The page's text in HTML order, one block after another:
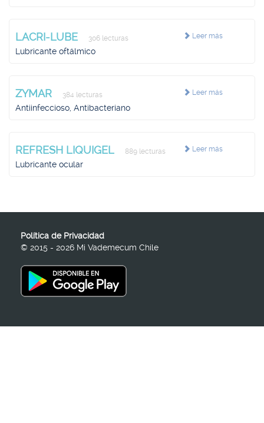
Leer más
LACRI-LUBE 306 lecturas
Lubricante oftálmico
Leer más
ZYMAR 384 lecturas
Antiinfeccioso, Antibacteriano
Leer más
REFRESH LIQUIGEL 889 lecturas
Lubricante ocular
Política de Privacidad
© 2015 - 2026 Mi Vademecum Chile